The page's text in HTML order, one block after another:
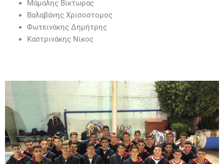
Μάμαλης Βίκτωρας
Βαλαβάνης Χρισοστομος
Φωτεινάκης Δημήτρης
Καστρινάκης Νίκος